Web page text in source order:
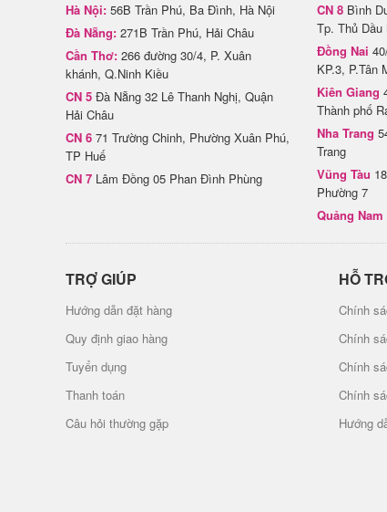
Hà Nội: 56B Trần Phú, Ba Đình, Hà Nội
Đà Nẵng: 271B Trần Phú, Hải Châu
Cần Thơ: 266 đường 30/4, P. Xuân
khánh, Q.Ninh Kiều
CN 5 Đà Nẵng 32 Lê Thanh Nghị, Quận
Hải Châu
CN 6 71 Trường Chinh, Phường Xuân Phú,
TP Huế
CN 7 Lâm Đồng 05 Phan Đình Phùng
CN 8 Bình
Tp. Thủ Dầu
Đồng Nai
KP.3, P.Tân
Kiên Giang
Thành phố
Nha Trang
Trang
Vũng Tàu
Phường 7
Quảng Nam
TRỢ GIÚP
Hướng dẫn đặt hàng
Quy định giao hàng
Tuyển dụng
Thanh toán
Câu hỏi thường gặp
HỖ
Chính
Chính
Chính
Chính
Hướng